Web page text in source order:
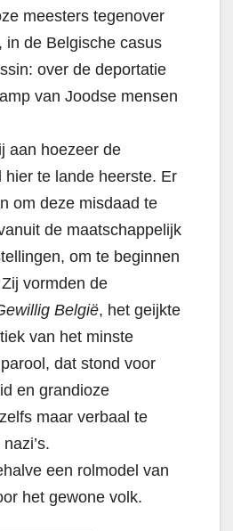
meesters tegenover
in de Belgische casus
over de deportatie
van Joodse mensen
aan hoezeer de
hier te lande heerste. Er
om deze misdaad te
de maatschappelijk
om te beginnen
vormden de
België, het geijkte
van het minste
dat stond voor
en grandioze
maar verbaal te
een rolmodel van
het gewone volk.